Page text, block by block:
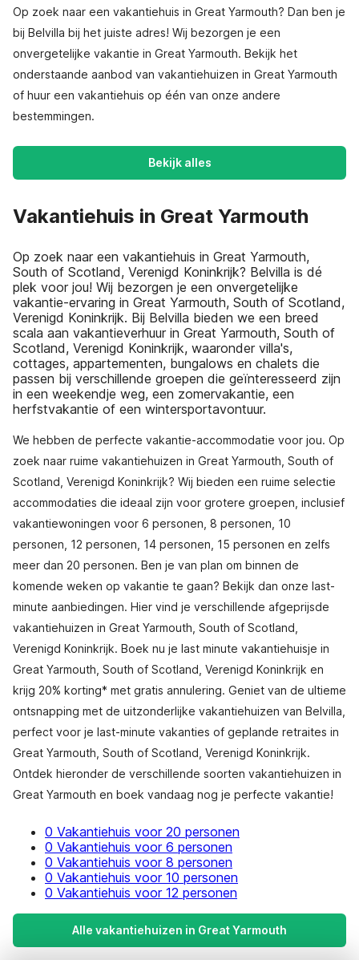
Op zoek naar een vakantiehuis in Great Yarmouth? Dan ben je
bij Belvilla bij het juiste adres! Wij bezorgen je een
onvergetelijke vakantie in Great Yarmouth. Bekijk het
onderstaande aanbod van vakantiehuizen in Great Yarmouth
of huur een vakantiehuis op één van onze andere
bestemmingen.
Bekijk alles
Vakantiehuis in Great Yarmouth
Op zoek naar een vakantiehuis in Great Yarmouth,
South of Scotland, Verenigd Koninkrijk? Belvilla is dé
plek voor jou! Wij bezorgen je een onvergetelijke
vakantie-ervaring in Great Yarmouth, South of Scotland,
Verenigd Koninkrijk. Bij Belvilla bieden we een breed
scala aan vakantieverhuur in Great Yarmouth, South of
Scotland, Verenigd Koninkrijk, waaronder villa's,
cottages, appartementen, bungalows en chalets die
passen bij verschillende groepen die geïnteresseerd zijn
in een weekendje weg, een zomervakantie, een
herfstvakantie of een wintersportavontuur.
We hebben de perfecte vakantie-accommodatie voor jou. Op
zoek naar ruime vakantiehuizen in Great Yarmouth, South of
Scotland, Verenigd Koninkrijk? Wij bieden een ruime selectie
accommodaties die ideaal zijn voor grotere groepen, inclusief
vakantiewoningen voor 6 personen, 8 personen, 10
personen, 12 personen, 14 personen, 15 personen en zelfs
meer dan 20 personen. Ben je van plan om binnen de
komende weken op vakantie te gaan? Bekijk dan onze last-
minute aanbiedingen. Hier vind je verschillende afgeprijsde
vakantiehuizen in Great Yarmouth, South of Scotland,
Verenigd Koninkrijk. Boek nu je last minute vakantiehuisje in
Great Yarmouth, South of Scotland, Verenigd Koninkrijk en
krijg 20% korting* met gratis annulering. Geniet van de ultieme
ontsnapping met de uitzonderlijke vakantiehuizen van Belvilla,
perfect voor je last-minute vakanties of geplande retraites in
Great Yarmouth, South of Scotland, Verenigd Koninkrijk.
Ontdek hieronder de verschillende soorten vakantiehuizen in
Great Yarmouth en boek vandaag nog je perfecte vakantie!
0 Vakantiehuis voor 20 personen
0 Vakantiehuis voor 6 personen
0 Vakantiehuis voor 8 personen
0 Vakantiehuis voor 10 personen
0 Vakantiehuis voor 12 personen
Alle vakantiehuizen in Great Yarmouth